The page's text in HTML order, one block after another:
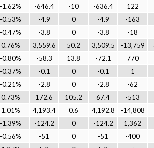
-1.62% -646.4 -10 -636.4
122
-0.53% -4.9 0 -4.9
-163
-0.47% -3.8 0 -3.8
-18
0.76% 3,559.6 50.2 3,509.5 -13,759
-0.80% -58.3 13.8 -72.1 770
-0.37% -0.1 0 -0.1
1
-0.21% -2.8 0 -2.8
-62
0.73% 172.6 105.2 67.4 -513
1.01% 4,193.4 0.6 4,192.8
-14,808
-1.39% -124.2 0 -124.2 1,362
-0.56% -51 0 -51
-400